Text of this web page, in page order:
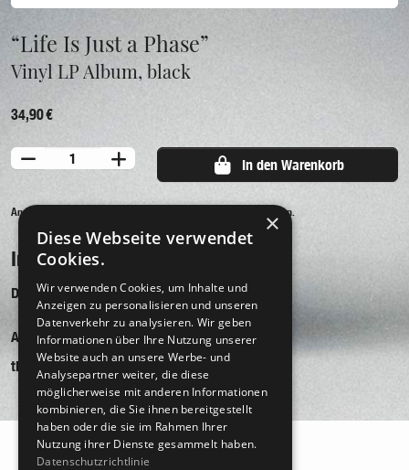
“Life Is Just a Phase”
Vinyl LP Album, black
34,90 €
In den Warenkorb
Angezeigte Preise inkl. der gesetzl. MwSt., zzgl. Versandkosten.
Information
Debütalbum
Anbieter*in
tickettoaster GmbH
×
Diese Webseite verwendet
Cookies.
Wir verwenden Cookies, um Inhalte und
Anzeigen zu personalisieren und unseren
Datenverkehr zu analysieren. Wir geben
Informationen über Ihre Nutzung unserer
Website auch an unsere Werbe- und
Analysepartner weiter, die diese
möglicherweise mit anderen Informationen
kombinieren, die Sie ihnen bereitgestellt
haben oder die sie im Rahmen Ihrer
Nutzung ihrer Dienste gesammelt haben.
Datenschutzrichtlinie